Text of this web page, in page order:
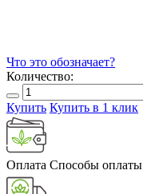
Что это обозначает?
Количество:
Купить Купить в 1 клик
Оплата Способы оплаты